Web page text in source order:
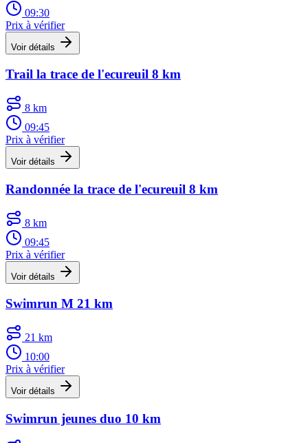
09:30
Prix à vérifier
Voir détails
Trail la trace de l'ecureuil 8 km
8 km
09:45
Prix à vérifier
Voir détails
Randonnée la trace de l'ecureuil 8 km
8 km
09:45
Prix à vérifier
Voir détails
Swimrun M 21 km
21 km
10:00
Prix à vérifier
Voir détails
Swimrun jeunes duo 10 km